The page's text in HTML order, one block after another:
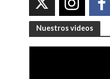
Nuestros videos